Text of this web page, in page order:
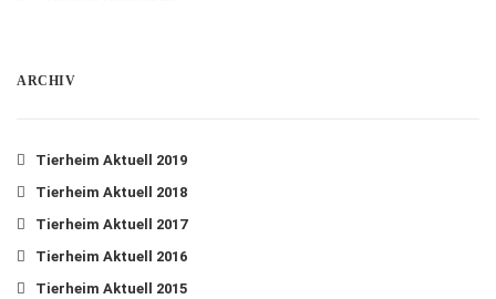
ARCHIV
Tierheim Aktuell 2019
Tierheim Aktuell 2018
Tierheim Aktuell 2017
Tierheim Aktuell 2016
Tierheim Aktuell 2015